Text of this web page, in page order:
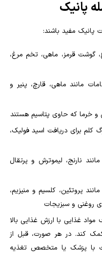
پانیک
پانیک مفید باشند:
گوشت قرمز، ماهی، تخم مرغ،
مانند ماهی، قارچ، پنیر و
و خرما که حاوی پتاسیم هستند
کلم برای دریافت اسید فولیک،
مانند نارنج، لیموترش و پرتقال
پروتئین، کلسیم و منیزیم،
روغنی و سبزیجات
غذایی با ارزش غذایی بالا
کند. در هر صورت، قبل از
با پزشک یا متخصص تغذیه